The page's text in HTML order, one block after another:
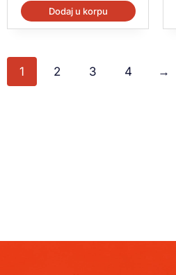
Dodaj u korpu
1 2 3 4 →